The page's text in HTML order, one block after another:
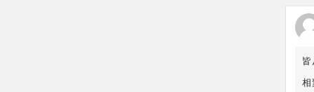
相